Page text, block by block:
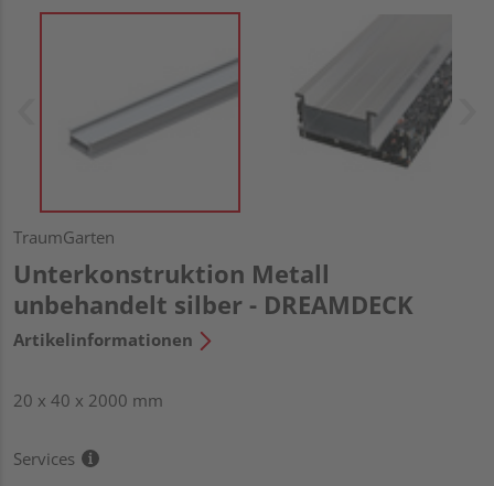
TraumGarten
Unterkonstruktion Metall
unbehandelt silber - DREAMDECK
Artikelinformationen
20 x 40 x 2000 mm
Services